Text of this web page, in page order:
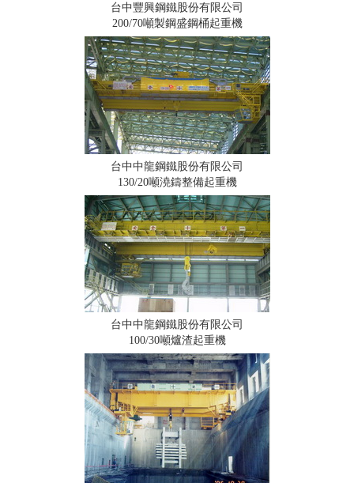
台中豐興鋼鐵股份有限公司
200/70噸製鋼盛鋼桶起重機
台中中龍鋼鐵股份有限公司
130/20噸澆鑄整備起重機
台中中龍鋼鐵股份有限公司
100/30噸爐渣起重機